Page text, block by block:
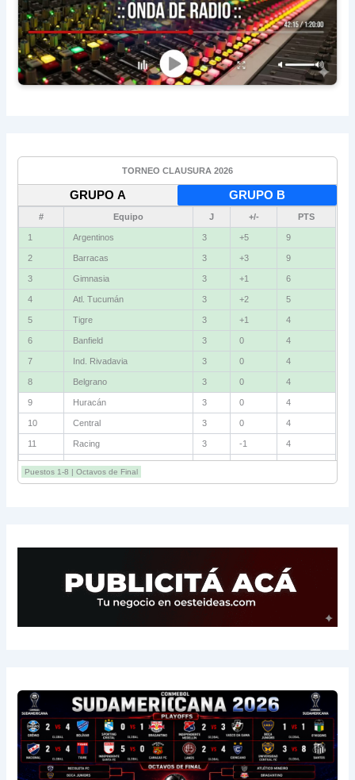
TORNEO CLAUSURA 2026
GRUPO A GRUPO B
# Equipo J +/- PTS
1 Argentinos 3 +5 9
2 Barracas 3 +3 9
3 Gimnasia 3 +1 6
4 Atl. Tucumán 3 +2 5
5 Tigre 3 +1 4
6 Banfield 3 0 4
7 Ind. Rivadavia 3 0 4
8 Belgrano 3 0 4
9 Huracán 3 0 4
10 Central 3 0 4
11 Racing 3 -1 4
12 Estudiantes RC 3 -2 4
13 Sarmiento 3 -1 3
Puestos 1-8 | Octavos de Final